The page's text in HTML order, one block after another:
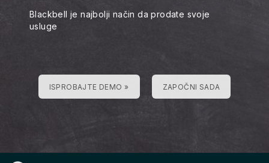
Blackbell je najbolji način da prodate svoje
usluge
ISPROBAJTE DEMO » ZAPOČNI SADA